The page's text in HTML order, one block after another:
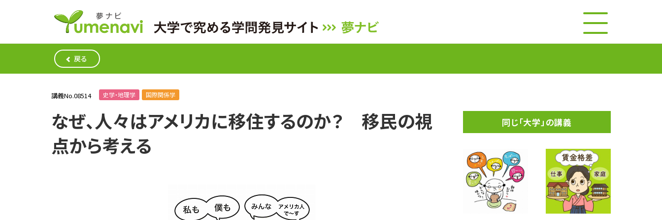
戻る
講義No.08514 史学・地理学 国際関係学
なぜ、人々はアメリカに移住するのか？ 移民の視
点から考える
同じ「大学」の講義